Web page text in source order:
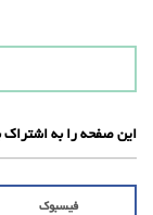
این صفحه را به اشتراک
فیسبوک